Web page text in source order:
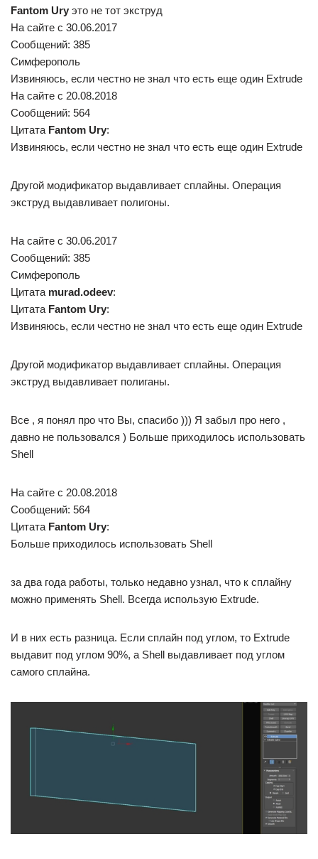
Fantom Ury это не тот экструд
На сайте c 30.06.2017
Сообщений: 385
Симферополь
Извиняюсь, если честно не знал что есть еще один Extrude
На сайте c 20.08.2018
Сообщений: 564
Цитата Fantom Ury:
Извиняюсь, если честно не знал что есть еще один Extrude
Другой модификатор выдавливает сплайны. Операция
экструд выдавливает полигоны.
На сайте c 30.06.2017
Сообщений: 385
Симферополь
Цитата murad.odeev:
Цитата Fantom Ury:
Извиняюсь, если честно не знал что есть еще один Extrude
Другой модификатор выдавливает сплайны. Операция
экструд выдавливает полиганы.
Все , я понял про что Вы, спасибо ))) Я забыл про него ,
давно не пользовался ) Больше приходилось использовать
Shell
На сайте c 20.08.2018
Сообщений: 564
Цитата Fantom Ury:
Больше приходилось использовать Shell
за два года работы, только недавно узнал, что к сплайну
можно применять Shell. Всегда использую Extrude.
И в них есть разница. Если сплайн под углом, то Extrude
выдавит под углом 90%, а Shell выдавливает под углом
самого сплайна.